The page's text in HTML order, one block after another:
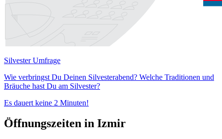
Silvester Umfrage
Wie verbringst Du Deinen Silvesterabend? Welche Traditionen und
Bräuche hast Du am Silvester?
Es dauert keine 2 Minuten!
Öffnungszeiten in Izmir